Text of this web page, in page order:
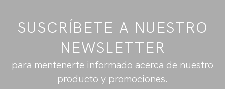
SUSCRÍBETE A NUESTRO
NEWSLETTER
para mentenerte informado acerca de nuestro
producto y promociones.